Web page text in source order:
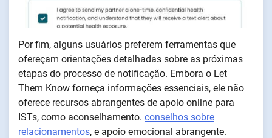
Por fim, alguns usuários preferem ferramentas que
ofereçam orientações detalhadas sobre as próximas
etapas do processo de notificação. Embora o Let
Them Know forneça informações essenciais, ele não
oferece recursos abrangentes de apoio online para
ISTs, como aconselhamento. conselhos sobre
relacionamentos, e apoio emocional abrangente.